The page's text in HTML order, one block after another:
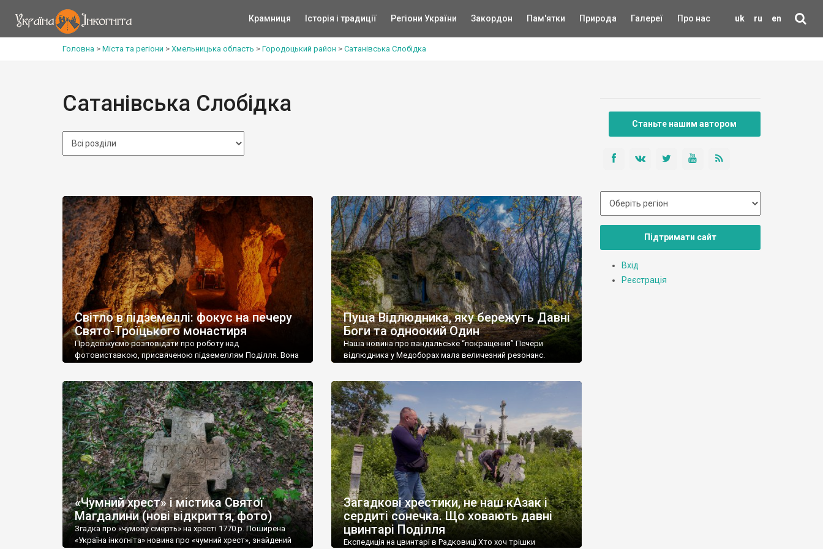
uk ru en
Крамниця Історія і традиції Регіони України Закордон Пам'ятки Природа Галереї Про нас
Головна > Міста та регіони > Хмельницька область > Городоцький район > Сатанівська Слобідка
Сатанівська Слобідка
Світло в підземеллі: фокус на печеру
Свято-Троїцького монастиря
Продовжуємо розповідати про роботу над
фотовиставкою, присвяченою підземеллям Поділля. Вона
та туризму) – та ГО «Україна Інкогніта». Цього разу у фокусі
(і буквально, і метафорично) – печера Свято-Троїцького
монастиря в селищі Сатанів. Як і личить поважній обителі,
монастир від початку був печерним. […]
Пуща Відлюдника, яку бережуть Давні
Боги та одноокий Один
Наша новина про вандальське “покращення” Печери
відлюдника у Медоборах мала величезний резонанс.
Рівноапостольний князь Володимир Великий щиро вірив у
силу Слова, але у теологічних диспутах покладався лише на
гостроту меча. Волхви крутий норов Святославовича
знали, тож після знаменитого масового купання […]
«Чумний хрест» і містика Святої
Магдалини (нові відкриття, фото)
Згадка про «чумову смерть» на хресті 1770 р. Поширена
«Україна інкогніта» новина про «чумний хрест», знайдений
Загадкові хрестики, не наш кАзак і
сердиті сонечка. Що ховають давні
цвинтарі Поділля
Експедиція на цвинтарі в Радковиці Хто хоч трішки
Станьте нашим автором
Підтримати сайт
Вхід
Реєстрація